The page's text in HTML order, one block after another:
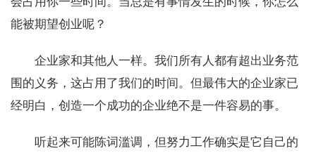
能被期望创业呢？
企业家和其他人一样。我们所有人都有超出业务范
围的义务，这占用了我们的时间。但最伟大的企业家已
经明白，创造一个成功的企业绝不是一件容易的事。
听起来可能陈词滥调，但努力工作确实是它自己的